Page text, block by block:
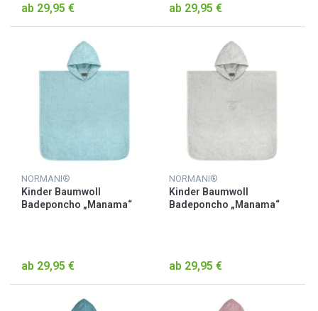
ab 29,95 € ab 29,95 €
NORMANI®
Kinder Baumwoll
Badeponcho „Manama“
ab 29,95 €
NORMANI®
Kinder Baumwoll
Badeponcho „Manama“
ab 29,95 €